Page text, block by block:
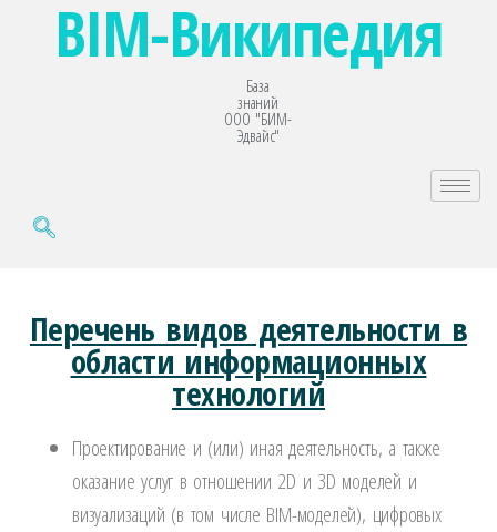
BIM-Википедия
База
знаний
ООО "БИМ-
Эдвайс"
Перечень видов деятельности в
области информационных
технологий
Проектирование и (или) иная деятельность, а также
оказание услуг в отношении 2D и 3D моделей и
визуализаций (в том числе BIM-моделей), цифровых